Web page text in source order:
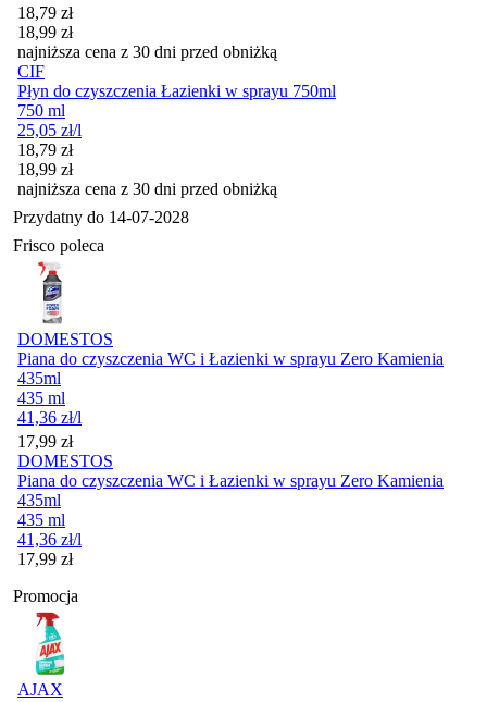
Cena promocyjna
18,79 zł
18,99 zł
najniższa cena z 30 dni przed obniżką
CIF
Płyn do czyszczenia Łazienki w sprayu 750ml
750 ml
25,05 zł/l
Cena promocyjna
18,79 zł
18,99 zł
najniższa cena z 30 dni przed obniżką
Przydatny do 14-07-2028
Frisco poleca
DOMESTOS
Piana do czyszczenia WC i Łazienki w sprayu Zero Kamienia
435ml
435 ml
41,36 zł/l
Cena
17,99 zł
DOMESTOS
Piana do czyszczenia WC i Łazienki w sprayu Zero Kamienia
435ml
435 ml
41,36 zł/l
Cena
17,99 zł
Promocja
AJAX